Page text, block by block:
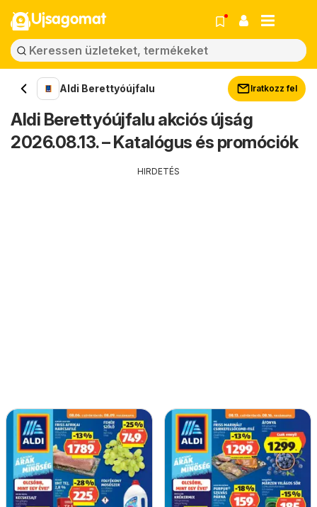
Ujsagomat
Aldi Berettyóújfalu Iratkozz fel
Aldi Berettyóújfalu akciós újság
2026.08.13. – Katalógus és promóciók
HIRDETÉS